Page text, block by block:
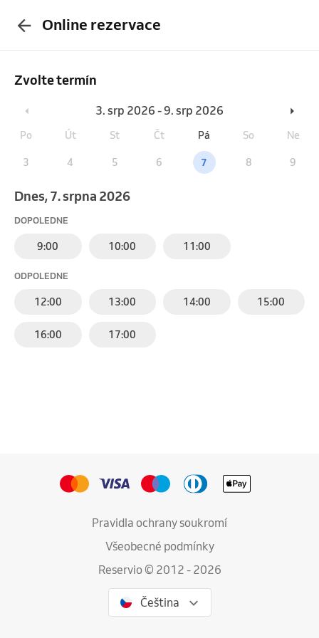
Online rezervace
Zvolte termín
3. srp 2026 - 9. srp 2026
Po Út St Čt Pá So Ne
3 4 5 6 7 8 9
Dnes, 7. srpna 2026
DOPOLEDNE
9:00 10:00 11:00
ODPOLEDNE
12:00 13:00 14:00 15:00
16:00 17:00
Pravidla ochrany soukromí
Všeobecné podmínky
Reservio © 2012 - 2026
Čeština